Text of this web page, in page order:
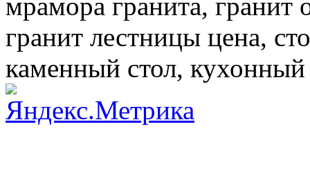
гранит лестницы цена,
каменный стол, кухонный